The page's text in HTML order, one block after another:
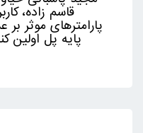
قاسم زاده،
پارامترهای موثر
پايه پل اولين